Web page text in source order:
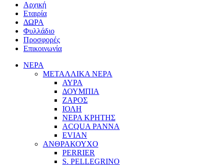
Αρχική
Εταιρία
ΔΩΡΑ
Φυλλάδιο
Προσφορές
Επικοινωνία
ΝΕΡΑ
ΜΕΤΑΛΛΙΚΑ ΝΕΡΑ
ΑΥΡΑ
ΔΟΥΜΠΙΑ
ΖΑΡΟΣ
ΙΟΛΗ
ΝΕΡΑ ΚΡΗΤΗΣ
ACQUA PANNA
EVIAN
ΑΝΘΡΑΚΟΥΧΟ
PERRIER
S. PELLEGRINO